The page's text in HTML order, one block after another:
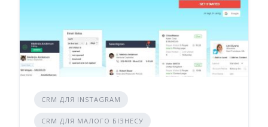
CRM ДЛЯ INSTAGRAM
CRM ДЛЯ МАЛОГО БІЗНЕСУ